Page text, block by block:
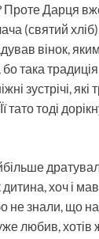
Дарця
(святий
вінок,
бо така
зустрічі,
тато тоді
хоч і
не знали, що
любив,